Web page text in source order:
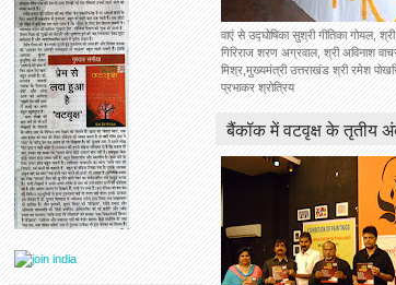
वाएं से उद्घोषिका सुश्री गीतिका गोयल,
गिरिराज शरण अग्रवाल, श्री अविनाश
मिश्र,मुख्यमंत्री उत्तराखंड श्री रमेश
प्रभाकर श्रोत्रिय
बैंकॉक में वटवृक्ष के तृतीय